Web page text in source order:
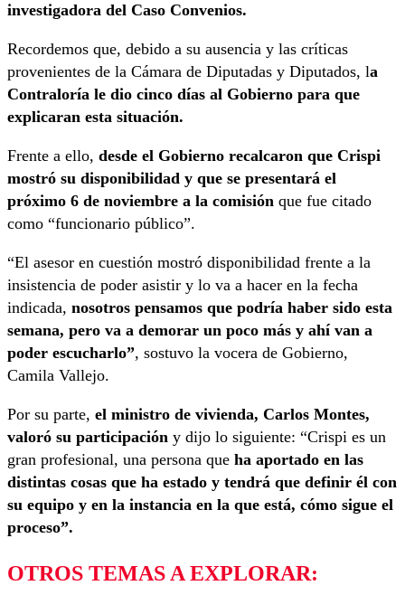
investigadora del Caso Convenios.
Recordemos que, debido a su ausencia y las críticas
provenientes de la Cámara de Diputadas y Diputados, la
Contraloría le dio cinco días al Gobierno para que
explicaran esta situación.
Frente a ello, desde el Gobierno recalcaron que Crispi
mostró su disponibilidad y que se presentará el
próximo 6 de noviembre a la comisión que fue citado
como “funcionario público”.
“El asesor en cuestión mostró disponibilidad frente a la
insistencia de poder asistir y lo va a hacer en la fecha
indicada, nosotros pensamos que podría haber sido esta
semana, pero va a demorar un poco más y ahí van a
poder escucharlo”, sostuvo la vocera de Gobierno,
Camila Vallejo.
Por su parte, el ministro de vivienda, Carlos Montes,
valoró su participación y dijo lo siguiente: “Crispi es un
gran profesional, una persona que ha aportado en las
distintas cosas que ha estado y tendrá que definir él con
su equipo y en la instancia en la que está, cómo sigue el
proceso”.
OTROS TEMAS A EXPLORAR: